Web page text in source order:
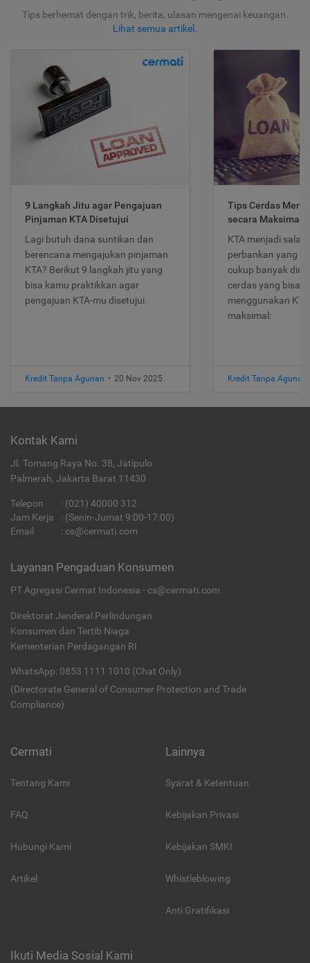
Tips berhemat dengan trik, berita, ulasan mengenai keuangan.
Lihat semua artikel .
9 Langkah Jitu agar Pengajuan
Pinjaman KTA Disetujui
Lagi butuh dana suntikan dan
berencana mengajukan pinjaman
KTA? Berikut 9 langkah jitu yang
bisa kamu praktikkan agar
pengajuan KTA-mu disetujui.
Kredit Tanpa Agunan • 20 Nov 2025
Tips Cerdas
secara Maksimal
KTA menjadi
perbankan yang
cukup banyak
cerdas yang bisa
menggunakan
maksimal:
Kredit Tanpa Agunan
Kontak Kami
Jl. Tomang Raya No. 38, Jatipulo
Palmerah, Jakarta Barat 11430
Telepon : (021) 40000 312
Jam Kerja
: (Senin-Jumat 9:00-17:00)
Email
: cs@cermati.com
Layanan Pengaduan Konsumen
PT Agregasi Cermat Indonesia - cs@cermati.com
Direktorat Jenderal Perlindungan
Konsumen dan Tertib Niaga
Kementerian Perdagangan RI
WhatsApp: 0853 1111 1010 (Chat Only)
(Directorate General of Consumer Protection and Trade
Compliance)
Cermati
Tentang Kami
FAQ
Hubungi Kami
Artikel
Lainnya
Syarat & Ketentuan
Kebijakan Privasi
Kebijakan SMKI
Whistleblowing
Anti Gratifikasi
Ikuti Media Sosial Kami